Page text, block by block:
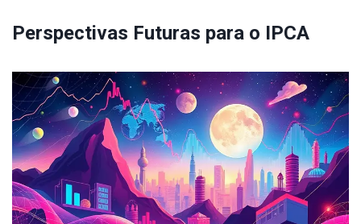
Perspectivas Futuras para o IPCA